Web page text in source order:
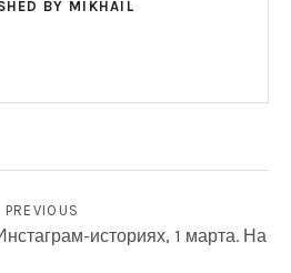
BY MIKHAIL
PREVIOUS
историях, 1 марта. На